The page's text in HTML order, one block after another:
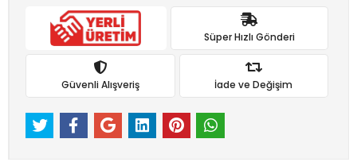
Süper Hızlı Gönderi
Güvenli Alışveriş İade ve Değişim